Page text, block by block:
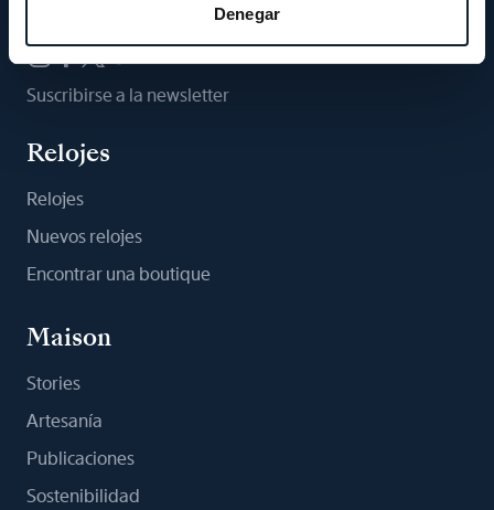
Denegar
Suscribirse a la newsletter
Relojes
Relojes
Nuevos relojes
Encontrar una boutique
Maison
Stories
Artesanía
Publicaciones
Sostenibilidad